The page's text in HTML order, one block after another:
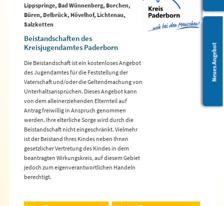
Leichte Sprache
Neues Angebot
Lippspringe, Bad Wünnenberg, Borchen,
Büren, Delbrück, Hövelhof, Lichtenau,
Salzkotten
Beistandschaften des
Kreisjugendamtes Paderborn
Die Beistandschaft ist ein kostenloses Angebot
des Jugendamtes für die Feststellung der
Vaterschaft und/oder die Geltendmachung von
Unterhaltsansprüchen. Dieses Angebot kann
von dem alleinerziehenden Elternteil auf
Antrag freiwillig in Anspruch genommen
werden. Ihre elterliche Sorge wird durch die
Beistandschaft nicht eingeschränkt. Vielmehr
ist der Beistand Ihres Kindes neben Ihnen
gesetzlicher Vertretung des Kindes in dem
beantragten Wirkungskreis, auf diesem Gebiet
jedoch zum eigenverantwortlichen Handeln
berechtigt.